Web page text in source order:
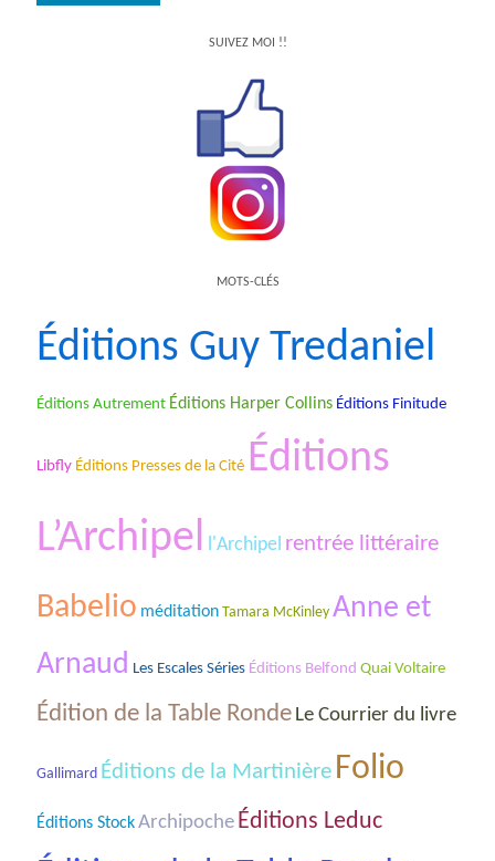
SUIVEZ MOI !!
MOTS-CLÉS
Éditions Guy Tredaniel
Éditions Autrement Éditions Harper Collins Éditions Finitude
Libfly Éditions Presses de la Cité Éditions
L’Archipel l'Archipel rentrée littéraire
Babelio méditation Tamara McKinley Anne et
Arnaud Les Escales Séries Éditions Belfond Quai Voltaire
Édition de la Table Ronde Le Courrier du livre
Gallimard Éditions de la Martinière Folio
Éditions Stock Archipoche Éditions Leduc